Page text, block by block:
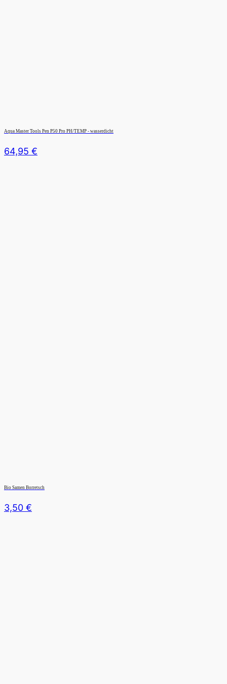
Aqua Master Tools Pen P50 Pro PH/TEMP - wasserdicht
64,95 €
Bio Samen Borretsch
3,50 €